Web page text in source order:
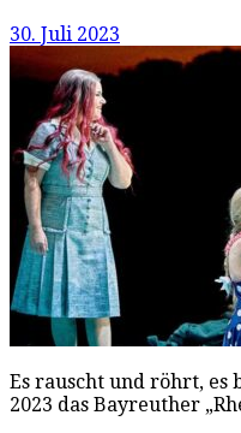
30. Juli 2023
Es rauscht und röhrt, es
2023 das Bayreuther